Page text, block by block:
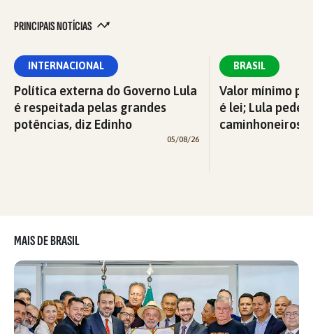
PRINCIPAIS NOTÍCIAS
INTERNACIONAL
Política externa do Governo Lula
é respeitada pelas grandes
potências, diz Edinho
05/08/26
BRASIL
Valor mínimo
é lei; Lula pede
caminhoneiros
MAIS DE BRASIL